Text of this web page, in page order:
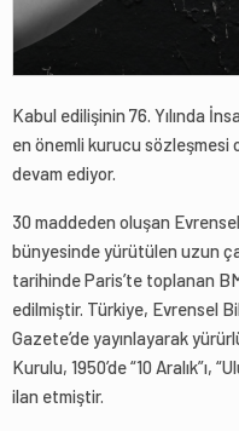
Kabul edilişinin 76. Yılında
en önemli kurucu sözleşmesi
devam ediyor.
30 maddeden oluşan
bünyesinde yürütülen uzun
tarihinde Paris’te toplanan
edilmiştir. Türkiye, Evrensel
Gazete’de yayınlayarak
Kurulu, 1950’de “10 Aralık”ı,
ilan etmiştir.